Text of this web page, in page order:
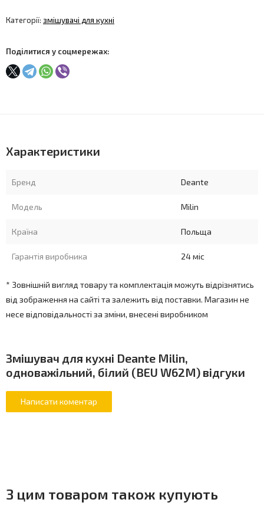
Категорії: змішувачі для кухні
Поділитися у соцмережах:
Характеристики
Бренд Deante
Модель Milin
Країна Польща
Гарантія виробника 24 міс
* Зовнішній вигляд товару та комплектація можуть відрізнятись
від зображення на сайті та залежить від поставки. Магазин не
несе відповідальності за зміни, внесені виробником
Змішувач для кухні Deante Milin,
одноважільний, білий (BEU W62M) відгуки
З цим товаром також купують